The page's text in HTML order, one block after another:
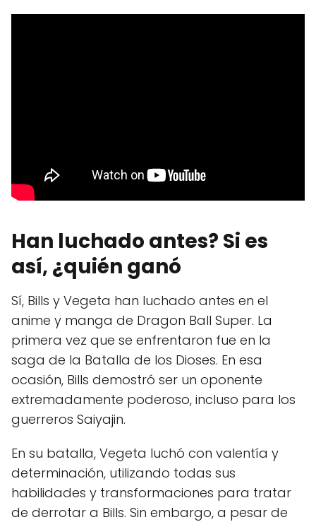
Han luchado antes? Si es
así, ¿quién ganó
Sí, Bills y Vegeta han luchado antes en el
anime y manga de Dragon Ball Super. La
primera vez que se enfrentaron fue en la
saga de la Batalla de los Dioses. En esa
ocasión, Bills demostró ser un oponente
extremadamente poderoso, incluso para los
guerreros Saiyajin.
En su batalla, Vegeta luchó con valentía y
determinación, utilizando todas sus
habilidades y transformaciones para tratar
de derrotar a Bills. Sin embargo, a pesar de